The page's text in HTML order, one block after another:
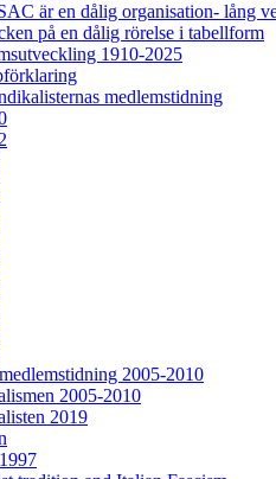
är en dålig organisation- lång
på en dålig rörelse i tabellform
1910-2025
medlemstidning
2005-2010
2005-2010
2019